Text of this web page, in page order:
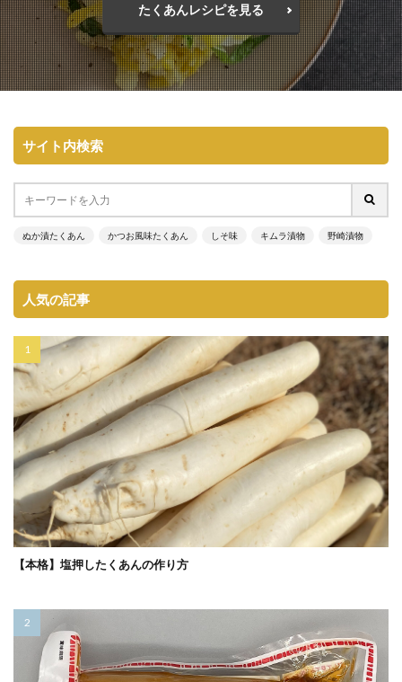
たくあんレシピを見る
サイト内検索
ぬか漬たくあん かつお風味たくあん しそ味 キムラ漬物 野崎漬物
人気の記事
【本格】塩押したくあんの作り方